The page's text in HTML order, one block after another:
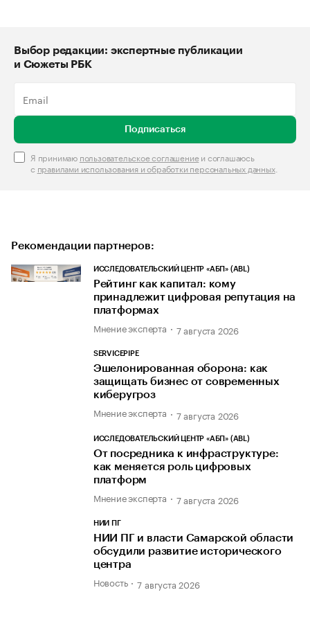
Выбор редакции: экспертные публикации
и Сюжеты РБК
Подписаться
Я принимаю пользовательское соглашениеи соглашаюсь
с правилами использования и обработки персональных данных.
Рекомендации партнеров:
ИССЛЕДОВАТЕЛЬСКИЙ ЦЕНТР «АБП» (ABL)
Рейтинг как капитал: кому
принадлежит цифровая репутация на
платформах
Мнение эксперта 7 августа 2026
SERVICEPIPE
Эшелонированная оборона: как
защищать бизнес от современных
киберугроз
Мнение эксперта 7 августа 2026
ИССЛЕДОВАТЕЛЬСКИЙ ЦЕНТР «АБП» (ABL)
От посредника к инфраструктуре:
как меняется роль цифровых
платформ
Мнение эксперта 7 августа 2026
НИИ ПГ
НИИ ПГ и власти Самарской области
обсудили развитие исторического
центра
Новость 7 августа 2026